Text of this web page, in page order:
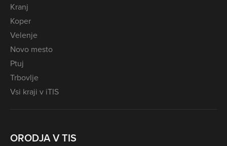
Kranj
Koper
Velenje
Novo mesto
Ptuj
Trbovlje
Vsi kraji v iTIS
ORODJA V TIS